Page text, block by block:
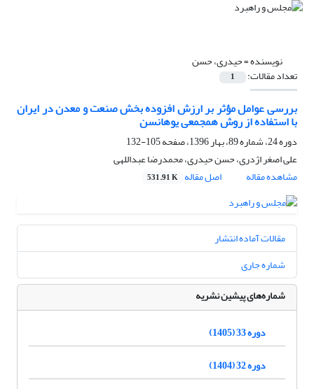
نویسنده =حیدری، حسن
تعداد مقالات: 1
بررسی عوامل مؤثر بر ارزش افزوده بخش صنعت و معدن در ایران
با استفاده از روش همجمعی یوهانسن
دوره 24، شماره 89، بهار 1396، صفحه
105-132
علی اصغر اژدری، حسن حیدری، محمدرضا عبداللهی
مشاهده مقاله
اصل مقاله 531.91 K
مقالات آماده انتشار
شماره جاری
شماره‌های پیشین نشریه
دوره 33 (1405)
دوره 32 (1404)